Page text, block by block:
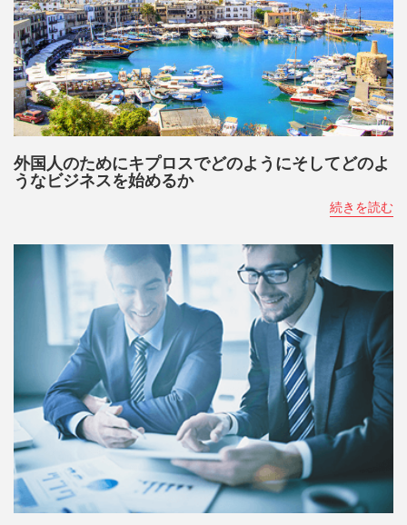
外国人のためにキプロスでどのようにそしてどのよ
うなビジネスを始めるか
続きを読む